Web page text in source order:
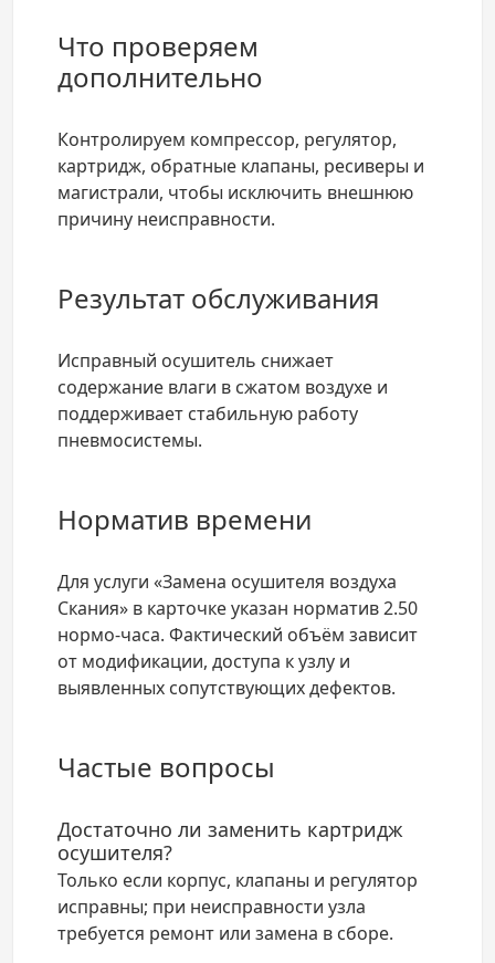
Что проверяем
дополнительно
Контролируем компрессор, регулятор,
картридж, обратные клапаны, ресиверы и
магистрали, чтобы исключить внешнюю
причину неисправности.
Результат обслуживания
Исправный осушитель снижает
содержание влаги в сжатом воздухе и
поддерживает стабильную работу
пневмосистемы.
Норматив времени
Для услуги «Замена осушителя воздуха
Скания» в карточке указан норматив 2.50
нормо-часа. Фактический объём зависит
от модификации, доступа к узлу и
выявленных сопутствующих дефектов.
Частые вопросы
Достаточно ли заменить картридж
осушителя?
Только если корпус, клапаны и регулятор
исправны; при неисправности узла
требуется ремонт или замена в сборе.